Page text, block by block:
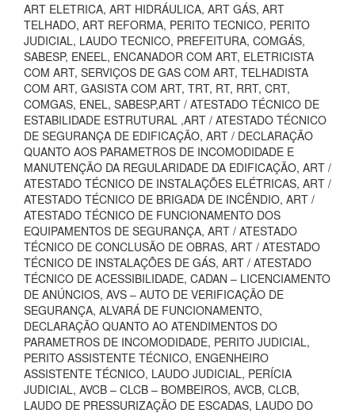
ART ELETRICA, ART HIDRÁULICA, ART GÁS, ART
TELHADO, ART REFORMA, PERITO TECNICO, PERITO
JUDICIAL, LAUDO TECNICO, PREFEITURA, COMGÁS,
SABESP, ENEEL, ENCANADOR COM ART, ELETRICISTA
COM ART, SERVIÇOS DE GAS COM ART, TELHADISTA
COM ART, GASISTA COM ART, TRT, RT, RRT, CRT,
COMGAS, ENEL, SABESP,ART / ATESTADO TÉCNICO DE
ESTABILIDADE ESTRUTURAL ,ART / ATESTADO TÉCNICO
DE SEGURANÇA DE EDIFICAÇÃO, ART / DECLARAÇÃO
QUANTO AOS PARAMETROS DE INCOMODIDADE E
MANUTENÇÃO DA REGULARIDADE DA EDIFICAÇÃO, ART /
ATESTADO TÉCNICO DE INSTALAÇÕES ELÉTRICAS, ART /
ATESTADO TÉCNICO DE BRIGADA DE INCÊNDIO, ART /
ATESTADO TÉCNICO DE FUNCIONAMENTO DOS
EQUIPAMENTOS DE SEGURANÇA, ART / ATESTADO
TÉCNICO DE CONCLUSÃO DE OBRAS, ART / ATESTADO
TÉCNICO DE INSTALAÇÕES DE GÁS, ART / ATESTADO
TÉCNICO DE ACESSIBILIDADE, CADAN – LICENCIAMENTO
DE ANÚNCIOS, AVS – AUTO DE VERIFICAÇÃO DE
SEGURANÇA, ALVARÁ DE FUNCIONAMENTO,
DECLARAÇÃO QUANTO AO ATENDIMENTOS DO
PARAMETROS DE INCOMODIDADE, PERITO JUDICIAL,
PERITO ASSISTENTE TÉCNICO, ENGENHEIRO
ASSISTENTE TÉCNICO, LAUDO JUDICIAL, PERÍCIA
JUDICIAL, AVCB – CLCB – BOMBEIROS, AVCB, CLCB,
LAUDO DE PRESSURIZAÇÃO DE ESCADAS, LAUDO DO